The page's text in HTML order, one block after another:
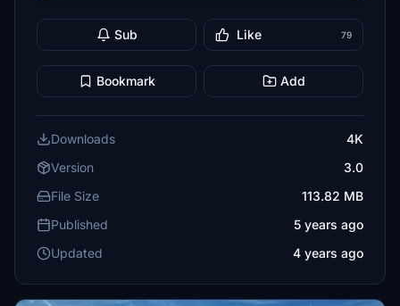
Sub Like 79
Bookmark Add
Downloads
4K
Version
3.0
File Size
113.82 MB
Published
5 years ago
Updated
4 years ago